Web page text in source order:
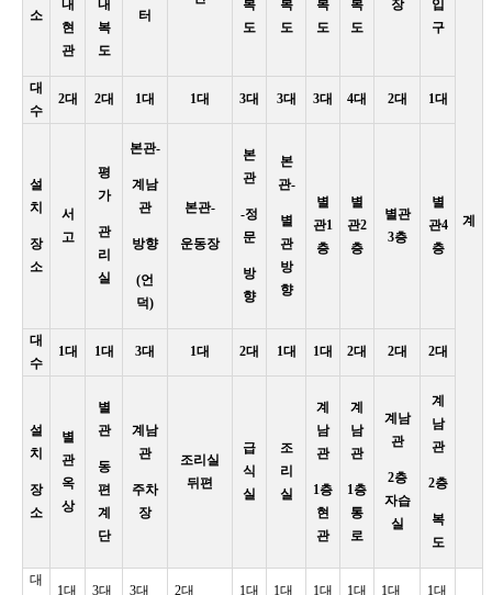
소
내
현
관
내
복
도
터
복
도
복
도
복
도
복
도
장
입
구
계
대
수
2대 2대 1대 1대 3대 3대 3대 4대 2대 1대
설
치
장
소
서
고
평
가
관
리
실
본관-
계남
관
방향
(언
덕)
본관-
운동장
본
관
-정
문
방
향
본
관-
별
관
방
향
별
관1
층
별
관2
층
별관
3층
별
관4
층
대
수
1대 1대 3대 1대 2대 1대 1대 2대 2대 2대
설
치
장
소
별
관
옥
상
별
관
동
편
계
단
계남
관
주차
장
조리실
뒤편
급
식
실
조
리
실
계
남
관
1층
현
관
계
남
관
1층
통
로
계남
관
2층
자습
실
계
남
관
2층
복
도
대
1대 3대 3대 2대 1대 1대 1대 1대 1대 1대